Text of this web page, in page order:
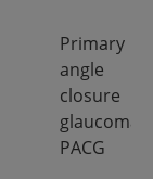
Primary
angle
closure
glaucoma,
PACG